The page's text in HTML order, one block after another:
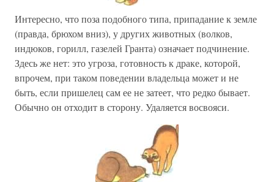
Интересно, что поза подобного типа, припадание к земле
(правда, брюхом вниз), у других животных (волков,
индюков, горилл, газелей Гранта) означает подчинение.
Здесь же нет: это угроза, готовность к драке, которой,
впрочем, при таком поведении владельца может и не
быть, если пришелец сам ее не затеет, что редко бывает.
Обычно он отходит в сторону. Удаляется восвояси.